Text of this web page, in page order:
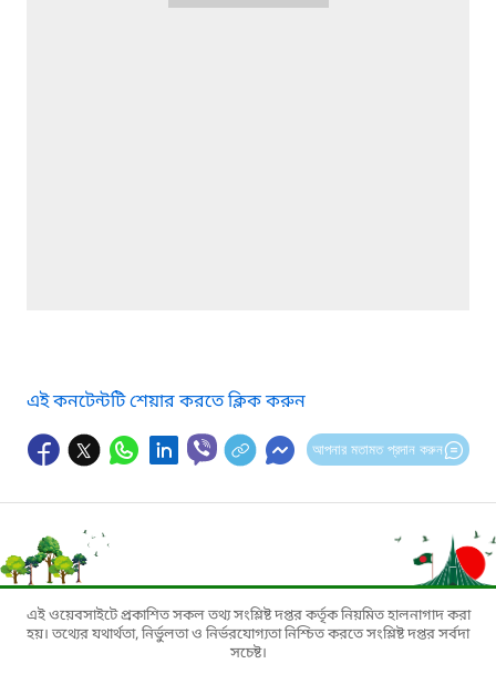
এই কনটেন্টটি শেয়ার করতে ক্লিক করুন
আপনার মতামত প্রদান করুন
এই ওয়েবসাইটে প্রকাশিত সকল তথ্য সংশ্লিষ্ট দপ্তর কর্তৃক নিয়মিত হালনাগাদ করা
হয়। তথ্যের যথার্থতা, নির্ভুলতা ও নির্ভরযোগ্যতা নিশ্চিত করতে সংশ্লিষ্ট দপ্তর সর্বদা
সচেষ্ট।